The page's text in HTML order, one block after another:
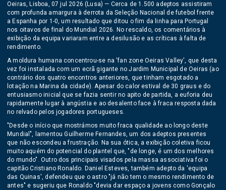
Oeiras, Lisboa, 07 jul 2026 (Lusa) — Cerca de 1.500 adeptos assistiram
com profunda amargura à derrota da Seleção Nacional de futebol frente
a Espanha por 1-0, um resultado que ditou o fim da linha para Portugal
nos oitavos de final do Mundial 2026. No rescaldo, os comentários à
exibição da equipa variaram entre a desilusão e as críticas à falta de
rendimento.
A moldura humana concentrou-se na 'fan zone Oeiras Valley', que desta
vez foi instalada com um ecrã gigante no Jardim Municipal de Oeiras (ao
contrário dos quatro encontros anteriores, que tinham esgotado a
lotação na Marina da cidade). Apesar do calor estival de 30 graus e do
entusiasmo inicial que se fazia sentir no apito de partida, a euforia deu
rapidamente lugar à angústia e ao desalento face à fraca resposta dada
no relvado pelos jogadores portugueses.
"Desde o início que mostrámos muito fraca qualidade ao longo deste
Mundial", lamentou Guilherme Fernandes, um dos adeptos presentes
que não escondeu a frustração. Na sua ótica, a exibição coletiva ficou
muito aquém do potencial do plantel que, "de longe, é um dos melhores
do mundo". Outro dos principais visados pela massa associativa foi o
capitão Cristiano Ronaldo. Daniel Esteves, também adepto da 'equipa
das Quinas', defendeu que o astro "já não tem o mesmo rendimento de
antes" e sugeriu que Ronaldo "devia dar espaço a jovens como Gonçalo